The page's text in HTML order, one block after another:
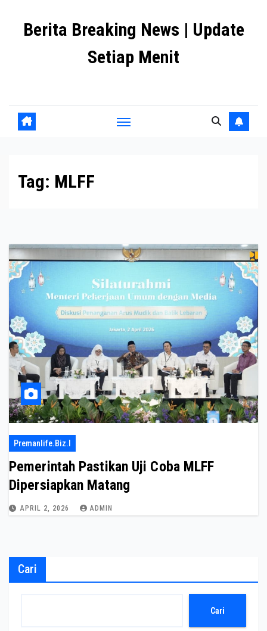
Berita Breaking News | Update
Setiap Menit
Tag: MLFF
Premanlife.biz.i
Pemerintah Pastikan Uji Coba MLFF
Dipersiapkan Matang
APRIL 2, 2026 ADMIN
Cari
Cari